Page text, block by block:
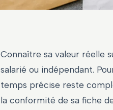
Connaître sa valeur réelle
salarié ou indépendant.
temps précise reste
la conformité de sa fiche